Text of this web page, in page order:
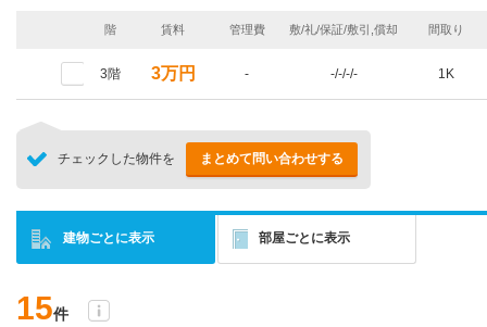
階 賃料 管理費 敷/礼/保証/敷引,償却 間取り
3階 3万円 - -/-/-/- 1K
チェックした物件を まとめて問い合わせする
建物ごとに表示 部屋ごとに表示
15件